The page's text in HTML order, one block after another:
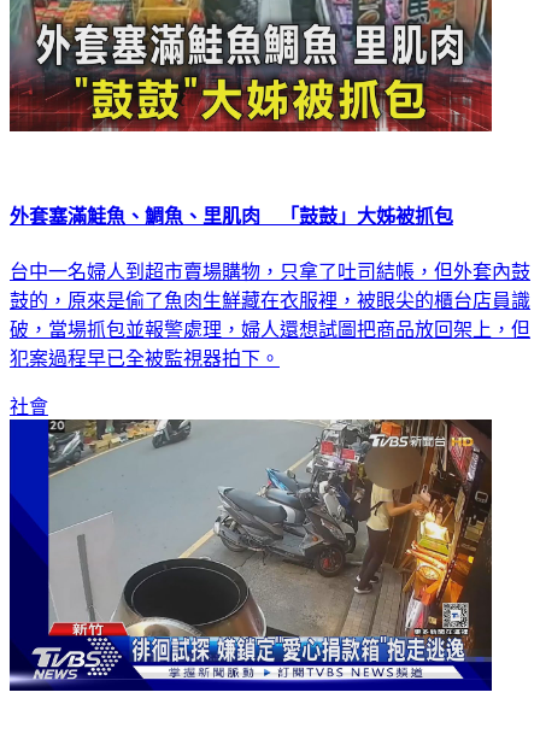
外套塞滿鮭魚、鯛魚、里肌肉 「鼓鼓」大姊被抓包
台中一名婦人到超市賣場購物，只拿了吐司結帳，但外套內鼓
鼓的，原來是偷了魚肉生鮮藏在衣服裡，被眼尖的櫃台店員識
破，當場抓包並報警處理，婦人還想試圖把商品放回架上，但
犯案過程早已全被監視器拍下。
社會